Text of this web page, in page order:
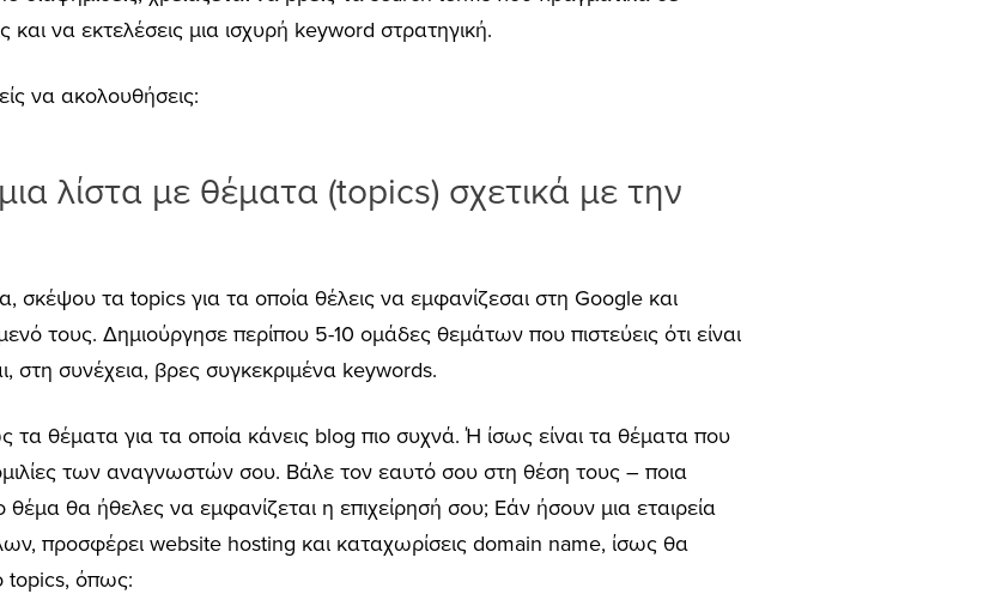
να εκτελέσεις μια ισχυρή keyword στρατηγική.
να ακολουθήσεις:
λίστα με θέματα (topics) σχετικά με την
σκέψου τα topics για τα οποία θέλεις να εμφανίζεσαι στη Google και
τους. Δημιούργησε περίπου 5-10 ομάδες θεμάτων που πιστεύεις ότι είναι
στη συνέχεια, βρες συγκεκριμένα keywords.
τα θέματα για τα οποία κάνεις blog πιο συχνά. Ή ίσως είναι τα θέματα που
των αναγνωστών σου. Βάλε τον εαυτό σου στη θέση τους – ποια
θα ήθελες να εμφανίζεται η επιχείρησή σου; Εάν ήσουν μια εταιρεία
προσφέρει website hosting και καταχωρίσεις domain name, ίσως θα
topics, όπως: